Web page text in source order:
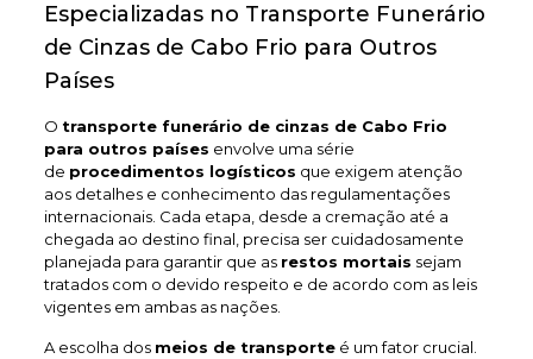
Especializadas no Transporte Funerário
de Cinzas de Cabo Frio para Outros
Países
O transporte funerário de cinzas de Cabo Frio
para outros países envolve uma série
de procedimentos logísticos que exigem atenção
aos detalhes e conhecimento das regulamentações
internacionais. Cada etapa, desde a cremação até a
chegada ao destino final, precisa ser cuidadosamente
planejada para garantir que as restos mortais sejam
tratados com o devido respeito e de acordo com as leis
vigentes em ambas as nações.
A escolha dos meios de transporteé um fator crucial.